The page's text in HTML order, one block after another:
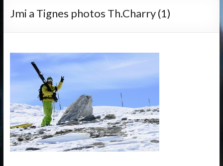
Jmi a Tignes photos Th.Charry (1)